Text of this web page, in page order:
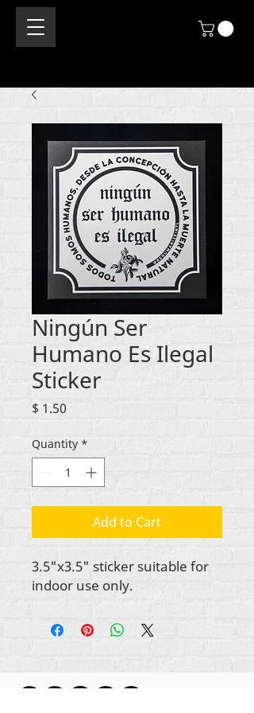
Ningún Ser
Humano Es Ilegal
Sticker
$ 1.50
Quantity *
Add to Cart
3.5"x3.5" sticker suitable for
indoor use only.